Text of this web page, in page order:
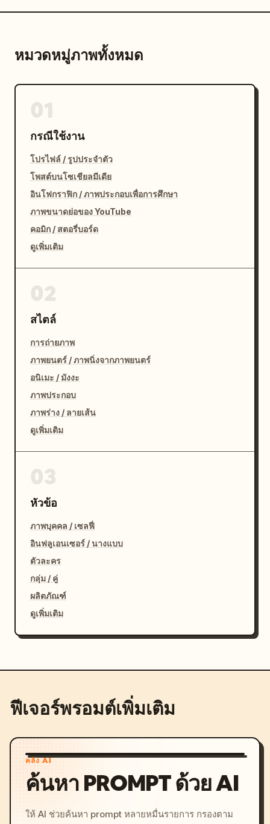
หมวดหมู่ภาพทั้งหมด
กรณีใช้งาน
โปรไฟล์ / รูปประจำตัว
โพสต์บนโซเชียลมีเดีย
อินโฟกราฟิก / ภาพประกอบเพื่อการศึกษา
ภาพขนาดย่อของ YouTube
คอมิก / สตอรี่บอร์ด
ดูเพิ่มเติม
สไตล์
การถ่ายภาพ
ภาพยนตร์ / ภาพนิ่งจากภาพยนตร์
อนิเมะ / มังงะ
ภาพประกอบ
ภาพร่าง / ลายเส้น
ดูเพิ่มเติม
หัวข้อ
ภาพบุคคล / เซลฟี่
อินฟลูเอนเซอร์ / นางแบบ
ตัวละคร
กลุ่ม / คู่
ผลิตภัณฑ์
ดูเพิ่มเติม
ฟีเจอร์พรอมต์เพิ่มเติม
คลัง AI
ค้นหา PROMPT ด้วย AI
ให้ AI ช่วยค้นหา prompt หลายหมื่นรายการ กรองตาม